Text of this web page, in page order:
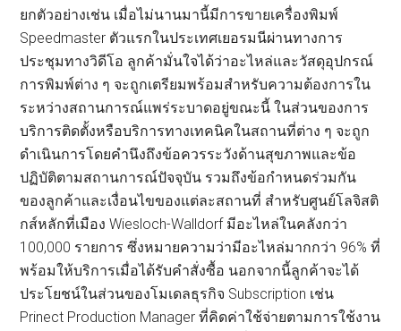
ยกตัวอย่างเช่น เมื่อไม่นานมานี้มีการขายเครื่องพิมพ์
Speedmaster ตัวแรกในประเทศเยอรมนีผ่านทางการ
ประชุมทางวิดีโอ ลูกค้ามั่นใจได้ว่าอะไหล่และวัสดุอุปกรณ์
การพิมพ์ต่าง ๆ จะถูกเตรียมพร้อมสำหรับความต้องการใน
ระหว่างสถานการณ์แพร่ระบาดอยู่ขณะนี้ ในส่วนของการ
บริการติดตั้งหรือบริการทางเทคนิคในสถานที่ต่าง ๆ จะถูก
ดำเนินการโดยคำนึงถึงข้อควรระวังด้านสุขภาพและข้อ
ปฏิบัติตามสถานการณ์ปัจจุบัน รวมถึงข้อกำหนดร่วมกัน
ของลูกค้าและเงื่อนไขของแต่ละสถานที่ สำหรับศูนย์โลจิสติ
กส์หลักที่เมือง Wiesloch-Walldorf มีอะไหล่ในคลังกว่า
100,000 รายการ ซึ่งหมายความว่ามีอะไหล่มากกว่า 96% ที่
พร้อมให้บริการเมื่อได้รับคำสั่งซื้อ นอกจากนี้ลูกค้าจะได้
ประโยชน์ในส่วนของโมเดลธุรกิจ Subscription เช่น
Prinect Production Manager ที่คิดค่าใช้จ่ายตามการใช้งาน